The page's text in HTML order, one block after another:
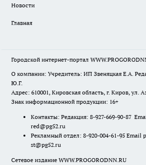
Новости
Главная
Городской интернет-портал
О компании: Учредитель: ИП Звеняцкая Е.А.
Ю.Г.
Адрес: 610001, Кировская область, г. Киров, ул.
Знак информационной продукции: 16+
Контакты: Редакция: 8-927-669-90-87
red@pg52.ru
Рекламный отдел: 8-920-004-61-95 Email
st@pg52.ru
Сетевое издание WWW.PROGORODNN.RU